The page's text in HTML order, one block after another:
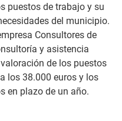
puestos de trabajo y su
del municipio.
Consultores de
y asistencia
de los puestos
los 38.000 euros y los
en plazo de un año.